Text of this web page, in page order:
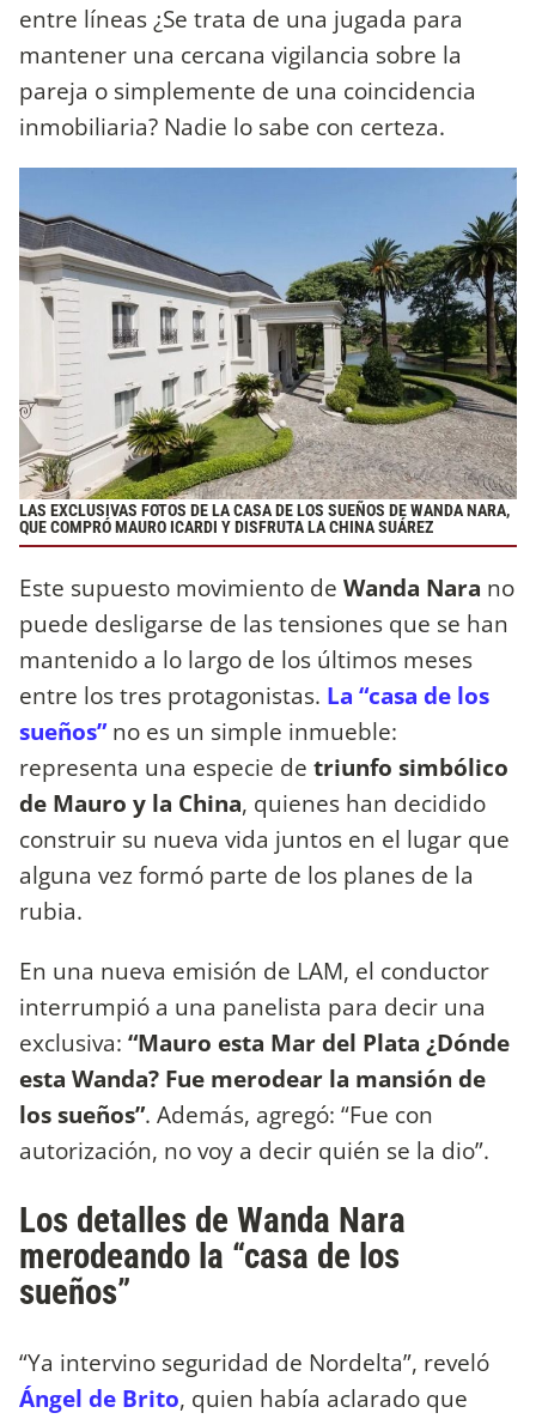
entre líneas ¿Se trata de una jugada para
mantener una cercana vigilancia sobre la
pareja o simplemente de una coincidencia
inmobiliaria? Nadie lo sabe con certeza.
LAS EXCLUSIVAS FOTOS DE LA CASA DE LOS SUEÑOS DE WANDA NARA,
QUE COMPRÓ MAURO ICARDI Y DISFRUTA LA CHINA SUÁREZ
Este supuesto movimiento de Wanda Nara no
puede desligarse de las tensiones que se han
mantenido a lo largo de los últimos meses
entre los tres protagonistas. La “casa de los
sueños”no es un simple inmueble:
representa una especie de triunfo simbólico
de Mauro y la China, quienes han decidido
construir su nueva vida juntos en el lugar que
alguna vez formó parte de los planes de la
rubia.
En una nueva emisión de LAM, el conductor
interrumpió a una panelista para decir una
exclusiva: “Mauro esta Mar del Plata ¿Dónde
esta Wanda? Fue merodear la mansión de
los sueños”. Además, agregó: “Fue con
autorización, no voy a decir quién se la dio”.
Los detalles de Wanda Nara
merodeando la “casa de los
sueños”
“Ya intervino seguridad de Nordelta”, reveló
Ángel de Brito, quien había aclarado que